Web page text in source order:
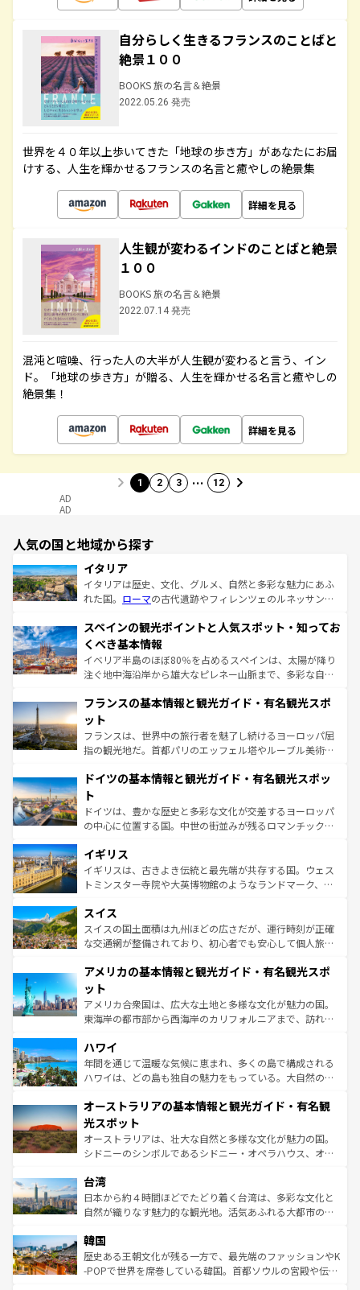
自分らしく生きるフランスのことばと
絶景１００
BOOKS 旅の名言＆絶景
2022.05.26 発売
世界を４０年以上歩いてきた「地球の歩き方」があなたにお届
けする、人生を輝かせるフランスの名言と癒やしの絶景集
詳細を見る
人生観が変わるインドのことばと絶景
１００
BOOKS 旅の名言＆絶景
2022.07.14 発売
混沌と喧噪、行った人の大半が人生観が変わると言う、イン
ド。「地球の歩き方」が贈る、人生を輝かせる名言と癒やしの
絶景集！
詳細を見る
1 2 3 … 12
AD
AD
人気の国と地域から探す
イタリア
イタリアは歴史、文化、グルメ、自然と多彩な魅力にあふ
れた国。 ローマの古代遺跡やフィレンツェのルネッサンス
ろん、トスカーナの美しい田園風景やアマルフィ海岸の絶
景など、自然景観も見逃せない。観光の合間には、本場の
ピザやパスタなど、絶品のイタリア料理を堪能することも
できる。朝目覚めてから夜眠るまで、すべての瞬間を楽し
なお、新着のイタリア情報はコンテンツ一覧を参照してほ
しい。
スペインの観光ポイントと人気スポット・知ってお
くべき基本情報
イベリア半島のほぼ80％を占めるスペインは、太陽が降り
注ぐ地中海沿岸から雄大なピレネー山脈まで、多彩な自然
文化が根付くこの国では、情熱的なフラメンコ、熱気あふ
れる闘牛、そして美味しいタパスが生活の一部となってい
る。首都マドリードの洗練された雰囲気や、バルセロナの
アートに溢れた街角から、地方では古代ローマ遺跡や中世
せる。地方によって風土や気候が異なるスペインはその個
ンテンツ一覧 を参照してほしい。
フランスの基本情報と観光ガイド・有名観光スポ
ット
フランスは、世界中の旅行者を魅了し続けるヨーロッパ屈
指の観光地だ。首都パリのエッフェル塔やルーブル美術館
で、幅広い魅力が詰まっている。華麗な宮殿、歴史的な大
聖堂、美しいビーチ、そして豊かな自然が、訪れる者を心
から魅了する。また、フランスは美食の国としても知ら
れ、フランス料理はユネスコ無形文化遺産にも登録されて
香り高いラベンダー畑など、多彩な楽しみ方が可能だ。さ
らに、パリ以外の地域にも魅力が溢れており、どの街角に
も豊かな歴史と文化が息づいている。パリ以外の個性あふ
を参照してほしい。
ドイツの基本情報と観光ガイド・有名観光スポッ
ト
ドイツは、豊かな歴史と多彩な文化が交差するヨーロッパ
の中心に位置する国。中世の街並みが残るロマンチック街
顔を持つこの国は、どこを歩いても飽きることがない。ベ
ルリンの文化的活気、バイエルン州のアルプスの絶景、そ
してライン川沿いのワイン畑といった風景は必見。ビール
は、お酒好きな人にはぜひ体験してほしい。 なお、新着の
ドイツ情報はコンテンツ一覧を参照してほしい。
イギリス
イギリスは、古きよき伝統と最先端が共存する国。ウェス
トミンスター寺院や大英博物館のようなランドマーク、歴
リアごとに異なる魅力がある。また、優雅なアフタヌーン
ティー、ビール好きにはたまらない英国パブ、サッカー観
戦など、本場だからこそできる体験も豊富。イギリスを旅
ンツ一覧を参照してほしい。
スイス
スイスの国土面積は九州ほどの広さだが、運行時刻が正確
な交通網が整備されており、初心者でも安心して個人旅行
の建物がそのまま残る町や、スイスならではのユニークな
博物館もあり、アルプス観光だけでなく町歩きも満喫する
ことができる。国民の所得が高いため物価も高いが、旅行
者向けの交通パス提供のサービスもあり、うまく活用すれ
着のスイス情報は
アメリカの基本情報と観光ガイド・有名観光スポ
ット
アメリカ合衆国は、広大な土地と多様な文化が魅力の国。
東海岸の都市部から西海岸のカリフォルニアまで、訪れる
のような巨大都市は、観光、ショッピング、エンターテイ
ンメントが詰まった刺激的なスポットだ。一方、アメリカ
西部には大自然が広がり、グランドキャニオンやイエロー
部のニューオーリンズでは、音楽と美食が融合した独特の
文化が魅力。旅行者はアメリカの各地域で異なる魅力を楽
しみながら、その多様性と豊かな歴史を感じることができ
るだろう。車でのロードトリップや列車の旅も、アメリカ
情報は
ハワイ
年間を通じて温暖な気候に恵まれ、多くの島で構成される
ハワイは、どの島も独自の魅力をもっている。大自然の神
ワイ島は見逃せない。また、定番の観光地といえばオアフ
島だが、静かな自然を求めるならマウイ島やカウアイ島が
おすすめ。エメラルドグリーンに輝く海をはじめ、豊かな
文化や歴史が息づいている。「アロハスピリット」と呼ば
人々、おいしいローカルフードやハワイアンミュージッ
ク、伝統的なフラダンスなど、すべてがハワイの魅力を彩
っている。訪れるたびに新しい発見と感動が待っているハ
はコンテンツ一覧
オーストラリアの基本情報と観光ガイド・有名観
光スポット
オーストラリアは、壮大な自然と多様な文化が魅力の国。
シドニーのシンボルであるシドニー・オペラハウス、オー
リアリーフや大陸中央部にそびえるウルル（エアーズロッ
ク）、タスマニアの美しい原生林やケアンズの熱帯雨林な
ど、見どころがたくさん。また、カフェやワイン、オージ
いる。アクティビティも充実しており、サーフィンやダイ
ビング、ハイキングなど、アウトドア好きにはたまらな
い。オーストラリアの多彩な魅力を存分に味わいつくそ
台湾
日本から約４時間ほどでたどり着く台湾は、多彩な文化と
自然が織りなす魅力的な観光地。活気あふれる大都市の台
ン）、静ひつな山岳地帯である台湾東部など、都市の喧騒
と山間の静けさが共存しており、訪れる人に新しい発見と
驚きをもたらしてくれる。また、奥深い台湾の食文化も魅
韓国
歴史ある王朝文化が残る一方で、最先端のファッションやK
-POPで世界を席巻している韓国。首都ソウルの宮殿や伝統